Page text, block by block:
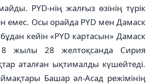
PYD-нің жалғыз өзінің түрік
емес. Осы орайда PYD мен Дамаск
кейін «PYD кар­тасын» Дамаск
жылы 28 желтоқсанда Си­рия
аталған ықтималды күшейтеді.
Ба­шар әл-Асад режімінің